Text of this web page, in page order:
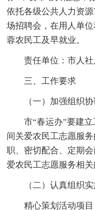
依托各级公共人力资
场招聘会，在用人单
蓉农民工及早就业。
责任单位：市人社
三、工作要求
（一）加强组织
市“春运办”要建
间关爱农民工志愿服
职、密切配合、定期
爱农民工志愿服务相关
（二）认真组织
精心策划活动项